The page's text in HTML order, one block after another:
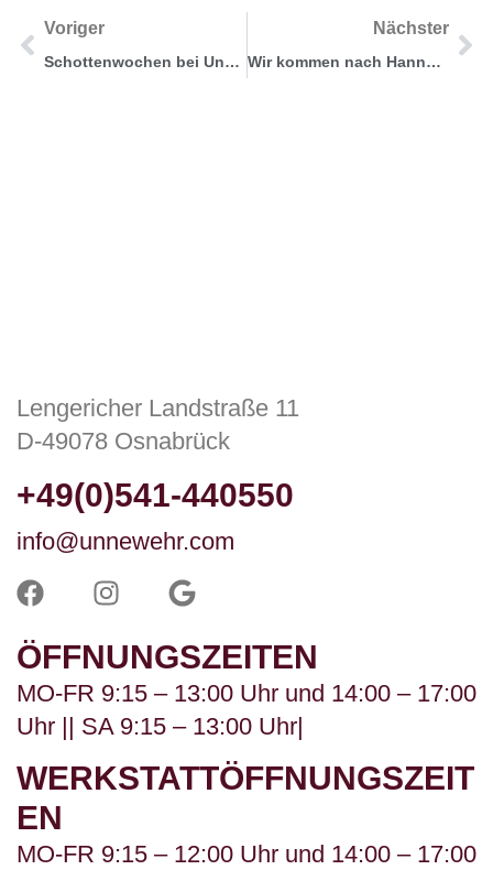
Voriger
Schottenwochen bei Unnewehr
Nächster
Wir kommen nach Hannover !
Lengericher Landstraße 11
D-49078 Osnabrück
+49(0)541-440550
info@unnewehr.com
ÖFFNUNGSZEITEN
MO-FR 9:15 – 13:00 Uhr und 14:00 – 17:00
Uhr || SA 9:15 – 13:00 Uhr|
WERKSTATTÖFFNUNGSZEIT
EN
MO-FR 9:15 – 12:00 Uhr und 14:00 – 17:00